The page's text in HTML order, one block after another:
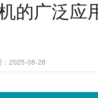
的广泛应
：2025-08-28